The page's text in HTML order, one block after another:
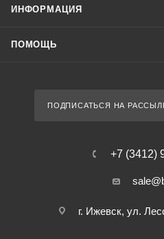
ИНФОРМАЦИЯ
ПОМОЩЬ
ПОДПИСАТЬСЯ НА
+7 (3412)
г. Ижевск, ул.